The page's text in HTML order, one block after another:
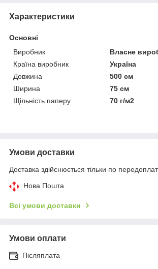
Характеристики
Основні
Виробник
Власне
Країна виробник
Україна
Довжина
500 см
Ширина
75 см
Щільність паперу
70 г/м2
Умови доставки
Доставка здійснюється тільки по
Нова Пошта
Всі умови доставки
Умови оплати
Післяплата